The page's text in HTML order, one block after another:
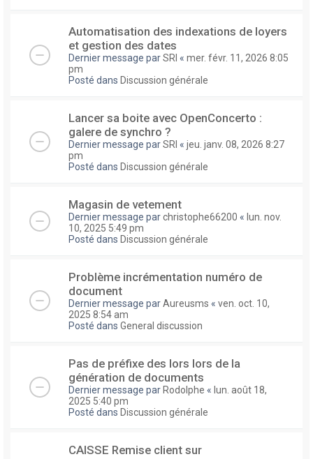
Automatisation des indexations de loyers
et gestion des dates
Dernier message parSRI « mer. févr. 11, 2026 8:05
pm
Posté dans Discussion générale
Lancer sa boite avec OpenConcerto :
galere de synchro ?
Dernier message parSRI « jeu. janv. 08, 2026 8:27
pm
Posté dans Discussion générale
Magasin de vetement
Dernier message parchristophe66200 « lun. nov.
10, 2025 5:49 pm
Posté dans Discussion générale
Problème incrémentation numéro de
document
Dernier message parAureusms « ven. oct. 10,
2025 8:54 am
Posté dans General discussion
Pas de préfixe des lors lors de la
génération de documents
Dernier message par Rodolphe « lun. août 18,
2025 5:40 pm
Posté dans Discussion générale
CAISSE Remise client sur